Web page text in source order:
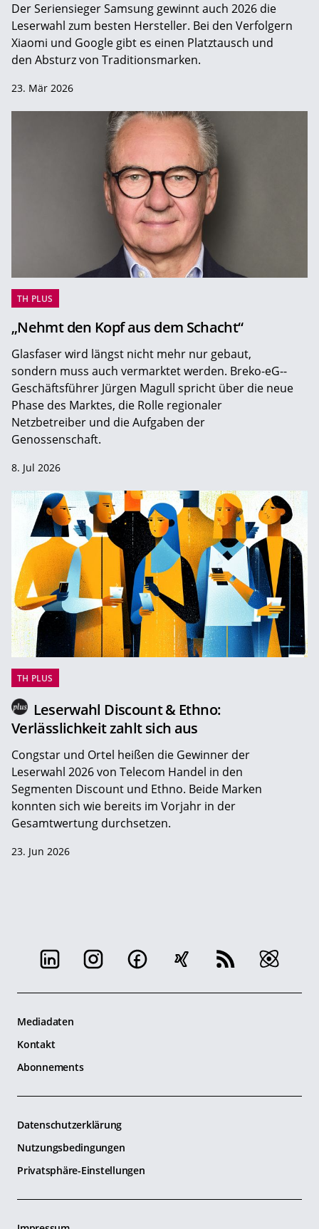
Der Seriensieger Samsung gewinnt auch 2026 die
Leserwahl zum ­besten Hersteller. Bei den Verfolgern
Xiaomi und Google gibt es einen Platztausch und
den Absturz von Traditionsmarken.
23. Mär 2026
TH PLUS
„Nehmt den Kopf aus dem Schacht“
Glasfaser wird längst nicht mehr nur gebaut,
sondern muss auch vermarktet werden. Breko-eG-­
Geschäftsführer Jürgen Magull spricht über die neue
Phase des Marktes, die Rolle regionaler
Netzbetreiber und die Aufgaben der
Genossenschaft.
8. Jul 2026
TH PLUS
Leserwahl Discount & Ethno:
Verlässlichkeit zahlt sich aus
Congstar und Ortel heißen die Gewinner der
Leserwahl 2026 von Telecom Handel in den
Segmenten Discount und Ethno. Beide Marken
konnten sich wie bereits im Vorjahr in der
Gesamtwertung durchsetzen.
23. Jun 2026
Mediadaten
Kontakt
Abonnements
Datenschutzerklärung
Nutzungsbedingungen
Privatsphäre-Einstellungen